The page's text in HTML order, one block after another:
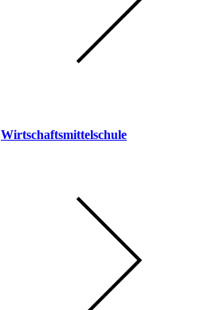
Wirtschaftsmittelschule